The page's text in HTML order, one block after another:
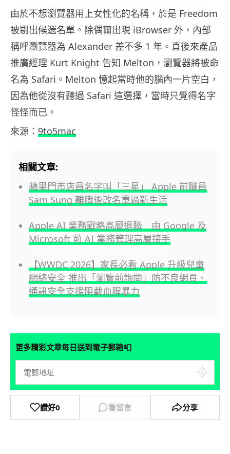
由於不想瀏覽器用上女性化的名稱，於是 Freedom
被剔出候選名單。除偶爾出現 iBrowser 外，內部
稱呼瀏覽器為 Alexander 差不多 1 年。直後來產品
推廣經理 Kurt Knight 告知 Melton，瀏覽器將被命
名為 Safari。Melton 憶起當時他的腦內一片空白，
因為他從沒有聽過 Safari 這選擇，當時只覺得名字
怪怪而已。
來源： 9to5mac
相關文章:
蘋果門市店員名字叫「三星」 Apple 前職員
Sam Sung 離職後改名重過新生活
Apple AI 業務戰略高層退職 由 Google 及
Microsoft 前 AI 業務管理高層接手
【WWDC 2026】家長必看 Apple 升級兒童
網絡安全 推出「瀏覽前詢問」防不良網頁、
通訊安全支援阻截血腥暴力
更多精彩文章每日送到電子郵箱📮
讚好0 看留言 分享